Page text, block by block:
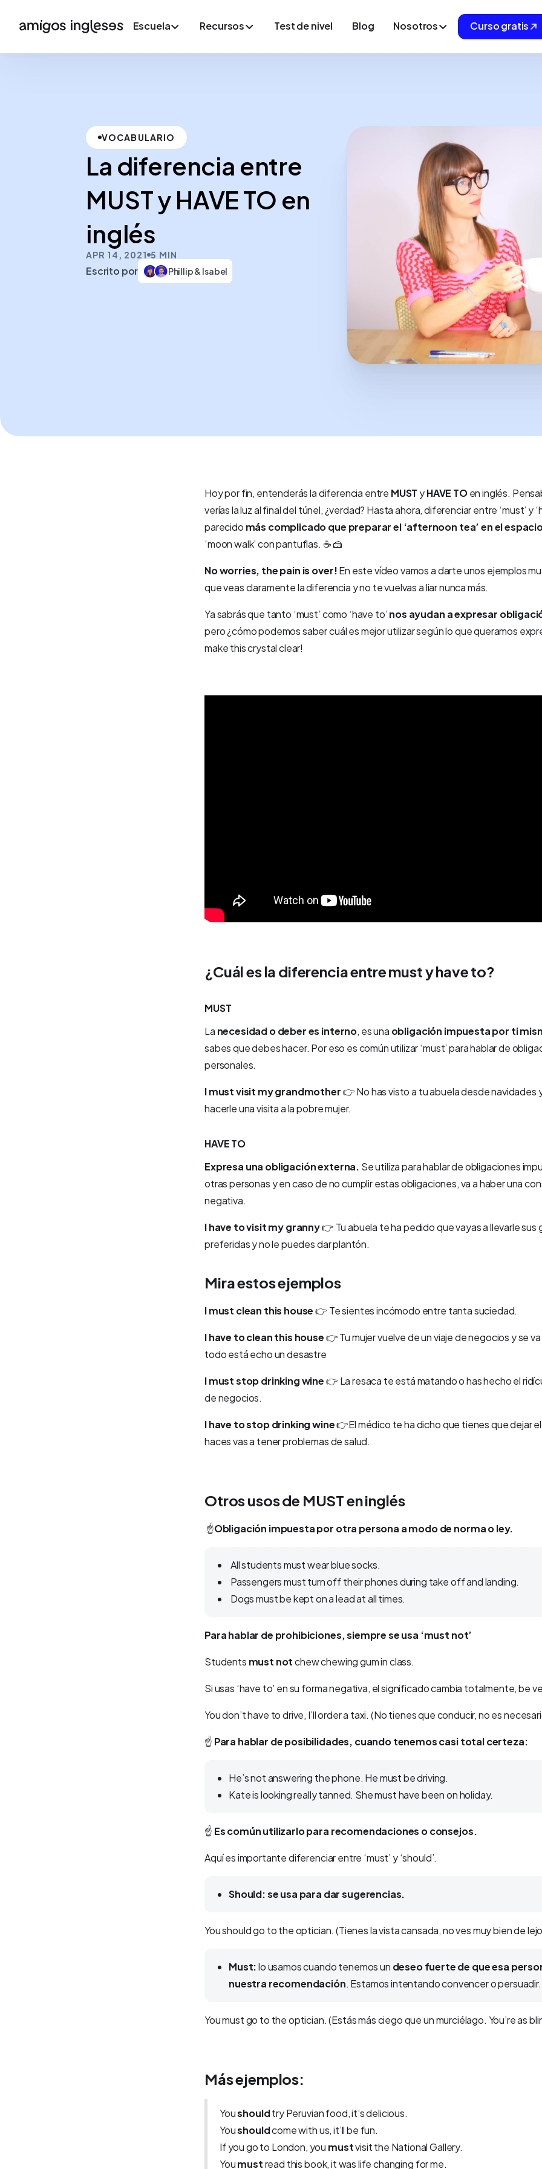
Escuela Recursos Test de nivel Blog Nosotros Curso gratis
VOCABULARIO
La diferencia entre
MUST y HAVE TO en
inglés
APR 14, 2021 5 MIN
Escrito por Phillip & Isabel
Hoy por fin, entenderás la diferencia entre MUST yHAVE TOen inglés.
verías la luz al final del túnel, ¿verdad? Hasta ahora, diferenciar entre ‘must’ y
parecido más complicado que preparar el ‘afternoon tea’ en el
‘moon walk’ con pantuflas. ☕ 🍰
No worries, the pain is over!En este vídeo vamos a darte unos ejemplos
que veas claramente la diferencia y no te vuelvas a liar nunca más.
Ya sabrás que tanto ‘must’ como ‘have to’nos ayudan a expresar
pero ¿cómo podemos saber cuál es mejor utilizar según lo que queramos
make this crystal clear!
¿Cuál es la diferencia entre must y have to?
MUST
La necesidad o deber es interno, es una obligación impuesta por ti
sabes que debes hacer. Por eso es común utilizar ‘must’ para hablar de
personales.
I must visit my grandmother👉No has visto a tu abuela desde navidades
hacerle una visita a la pobre mujer.
HAVE TO
Expresa una obligación externa. Se utiliza para hablar de obligaciones
otras personas y en caso de no cumplir estas obligaciones, va a haber una
negativa.
I have to visit my granny👉 Tu abuela te ha pedido que vayas a llevarle sus
preferidas y no le puedes dar plantón.
Mira estos ejemplos
I must clean this house👉 Te sientes incómodo entre tanta suciedad.
I have to clean this house👉Tu mujer vuelve de un viaje de negocios y se
todo está echo un desastre
I must stop drinking wine👉 La resaca te está matando o has hecho el
de negocios.
I have to stop drinking wine👉El médico te ha dicho que tienes que dejar el
haces vas a tener problemas de salud.
Otros usos de MUST en inglés
☝️Obligación impuesta por otra persona a modo de norma o ley.
All students must wear blue socks.
Passengers must turn off their phones during take off and landing.
Dogs must be kept on a lead at all times.
Para hablar de prohibiciones, siempre se usa ‘must not’
Students must notchew chewing gum in class.
Si usas ‘have to’ en su forma negativa, el significado cambia totalmente, be
You don’t have to drive, I’ll order a taxi. (No tienes que conducir, no es
☝️ Para hablar de posibilidades, cuando tenemos casi total certeza:
He’s not answering the phone. He must be driving.
Kate is looking really tanned. She must have been on holiday.
☝️ Es común utilizarlo para recomendaciones o consejos.
Aquí es importante diferenciar entre ‘must’ y ‘should’.
Should: se usa para dar sugerencias.
You should go to the optician. (Tienes la vista cansada, no ves muy bien de
Must:lo usamos cuando tenemos un deseo fuerte de que esa
nuestra recomendación. Estamos intentando convencer o persuadir.
You must go to the optician. (Estás más ciego que un murciélago. You’re as
Más ejemplos:
Youshouldtry Peruvian food, it’s delicious.
Youshouldcome with us, it’ll be fun.
If you go to London, you mustvisit the National Gallery.
Youmustread this book, it was life changing for me.